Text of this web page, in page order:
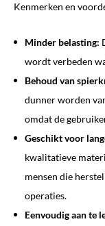
Kenmerken en
Minder belasting:
wordt verbeden
Behoud van
dunner worden
omdat de
Geschikt voor
kwalitatieve
mensen die
operaties.
Eenvoudig aan te